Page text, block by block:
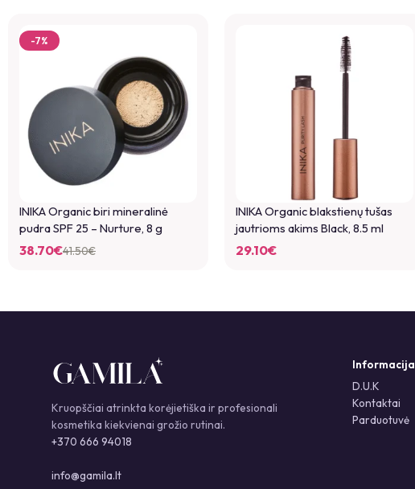
-7%
INIKA Organic biri mineralinė
pudra SPF 25 – Nurture, 8 g
41.50€
38.70€
INIKA Organic blakstienų tušas
jautrioms akims Black, 8.5 ml
29.10€
Kruopščiai atrinkta korėjietiška ir profesionali
kosmetika kiekvienai grožio rutinai.
+370 666 94018
info@gamila.lt
Informacija
D.U.K
Kontaktai
Parduotuvė